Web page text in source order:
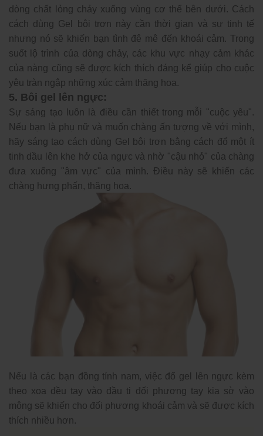
dòng chất lỏng chảy xuống vùng cơ thể bên dưới. Cách
cách dùng Gel bôi trơn này cần thời gian và sự tinh tế
nhưng nó sẽ khiến bạn tình đê mê đến khoái cảm. Trong
suốt lộ trình của dòng chảy, các khu vực nhạy cảm khác
của nàng cũng sẽ được kích thích đáng kể giúp cho cuộc
yêu tràn ngập những xúc cảm thăng hoa.
5. Bôi gel lên ngực:
Sự sáng tạo luôn là điều cần thiết trong mỗi "cuộc yêu".
Nếu bạn là phụ nữ và muốn chàng ấn tượng về với mình,
hãy sáng tạo cách dùng Gel bôi trơn bằng cách đổ một ít
tinh dầu lên khe hở của ngực và nhờ "cậu nhỏ" của chàng
đưa xuống "âm vực" của mình. Điều này sẽ khiến các
chàng hưng phấn, thăng hoa.
Nếu là các bạn đồng tính nam, việc đổ gel lên ngực kèm
theo xoa đều tay vào đầu ti đối phương tay kia sờ vào
mông sẽ khiến cho đối phương khoái cảm và sẽ được kích
thích nhiều hơn.